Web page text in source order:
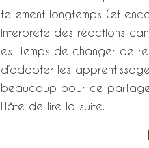
tellement longtemps (et
interprété des réactions
est temps de changer de
d’adapter les
beaucoup pour ce
Hâte de lire la suite.